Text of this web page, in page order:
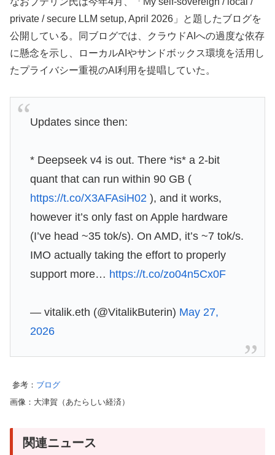
private / secure LLM setup, April 2026」と題したブログを
公開している。同ブログでは、クラウドAIへの過度な依存
に懸念を示し、ローカルAIやサンドボックス環境を活用し
たプライバシー重視のAI利用を提唱していた。
Updates since then:
* Deepseek v4 is out. There *is* a 2-bit
quant that can run within 90 GB (
https://t.co/X3AFAsiH02 ), and it works,
however it’s only fast on Apple hardware
(I’ve head ~35 tok/s). On AMD, it’s ~7 tok/s.
IMO actually taking the effort to properly
support more… https://t.co/zo04n5Cx0F
— vitalik.eth (@VitalikButerin) May 27,
2026
参考： ブログ
画像：大津賀（あたらしい経済）
関連ニュース